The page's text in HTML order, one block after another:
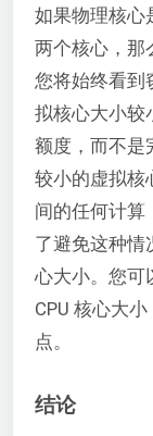
如果物理核心
两个核心，那
您将始终看到
拟核心大小较
额度，而不是
较小的虚拟核
间的任何计算
了避免这种情
心大小。您可
CPU 核心大
点。
结论